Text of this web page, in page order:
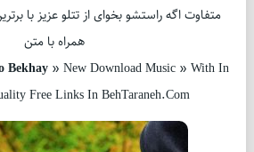
همراه با متن
Bekhay » New Download Music » With In
Free Links In BehTaraneh.Com